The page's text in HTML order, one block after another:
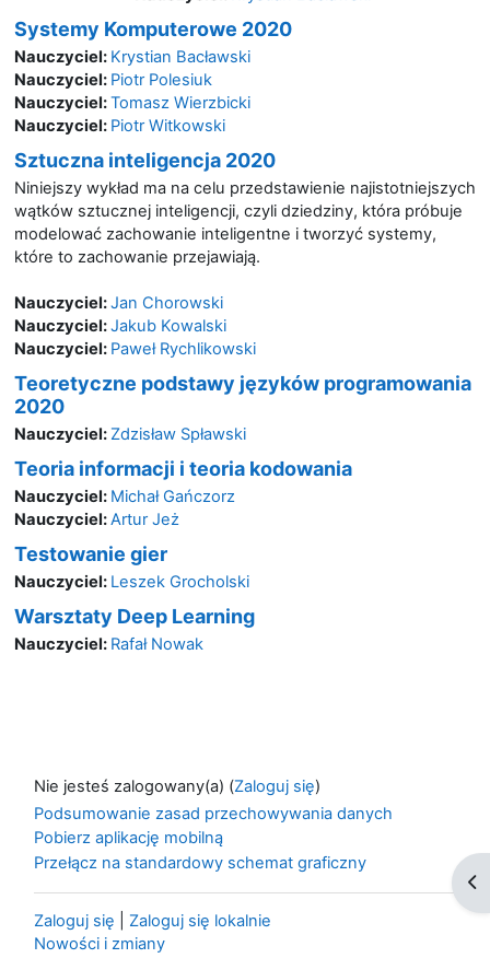
Systemy Komputerowe 2020
Nauczyciel: Krystian Bacławski
Nauczyciel: Piotr Polesiuk
Nauczyciel:Tomasz Wierzbicki
Nauczyciel: Piotr Witkowski
Sztuczna inteligencja 2020
Niniejszy wykład ma na celu przedstawienie najistotniejszych
wątków sztucznej inteligencji, czyli dziedziny, która próbuje
modelować zachowanie inteligentne i tworzyć systemy,
które to zachowanie przejawiają.
Nauczyciel:Jan Chorowski
Nauczyciel:Jakub Kowalski
Nauczyciel: Paweł Rychlikowski
Teoretyczne podstawy języków programowania
2020
Nauczyciel: Zdzisław Spławski
Teoria informacji i teoria kodowania
Nauczyciel: Michał Gańczorz
Nauczyciel:Artur Jeż
Testowanie gier
Nauczyciel: Leszek Grocholski
Warsztaty Deep Learning
Nauczyciel: Rafał Nowak
Nie jesteś zalogowany(a) (Zaloguj się)
Podsumowanie zasad przechowywania danych
Pobierz aplikację mobilną
Przełącz na standardowy schemat graficzny
Zaloguj się
Zaloguj się lokalnie
Nowości i zmiany